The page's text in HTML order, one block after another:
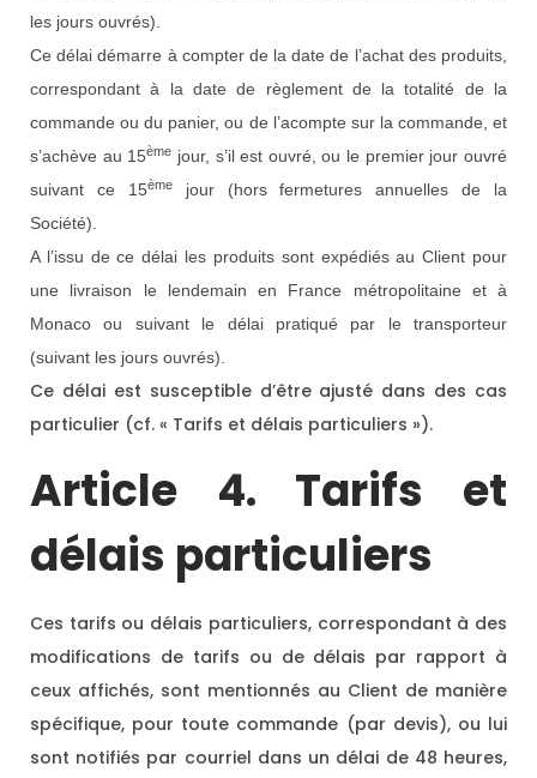
les jours ouvrés).
Ce délai démarre à compter de la date de l’achat des produits,
correspondant à la date de règlement de la totalité de la
commande ou du panier, ou de l’acompte sur la commande, et
s’achève au 15ème jour, s’il est ouvré, ou le premier jour ouvré
suivant ce 15èmejour (hors fermetures annuelles de la
Société).
A l’issu de ce délai les produits sont expédiés au Client pour
une livraison le lendemain en France métropolitaine et à
Monaco ou suivant le délai pratiqué par le transporteur
(suivant les jours ouvrés).
Ce délai est susceptible d’être ajusté dans des cas
particulier (cf. « Tarifs et délais particuliers »).
Article 4. Tarifs et
délais particuliers
Ces tarifs ou délais particuliers, correspondant à des
modifications de tarifs ou de délais par rapport à
ceux affichés, sont mentionnés au Client de manière
spécifique, pour toute commande (par devis), ou lui
sont notifiés par courriel dans un délai de 48 heures,